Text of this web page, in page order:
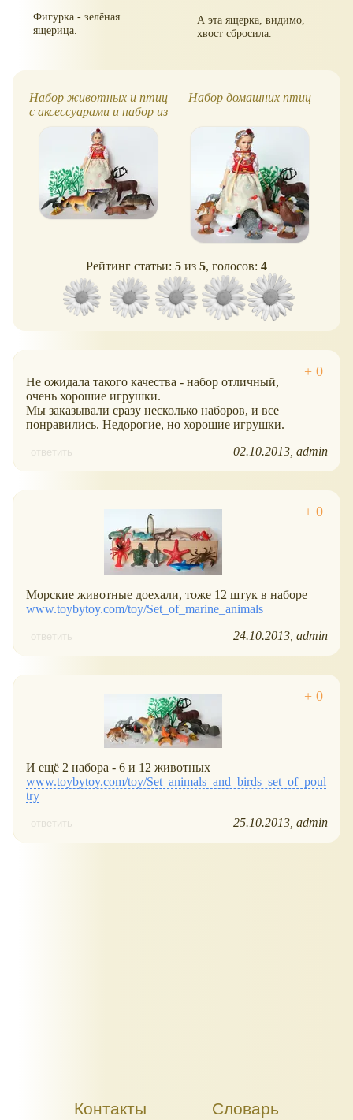
Фигурка - зелёная
ящерица.
А эта ящерка, видимо,
хвост сбросила.
Набор животных и птиц
с аксессуарами и набор из
12-ти домашних
животных
Набор домашних птиц
Рейтинг статьи: 5 из 5, голосов: 4
Не ожидала такого качества - набор отличный,
очень хорошие игрушки.
Мы заказывали сразу несколько наборов, и все
понравились. Недорогие, но хорошие игрушки.
ответить 02.10.2013 admin
Морские животные доехали, тоже 12 штук в наборе
www.toybytoy.com/toy/Set_of_marine_animals
ответить 24.10.2013 admin
И ещё 2 набора - 6 и 12 животных
www.toybytoy.com/toy/Set_animals_and_birds_set_of_poul
try
ответить 25.10.2013 admin
Контакты Словарь